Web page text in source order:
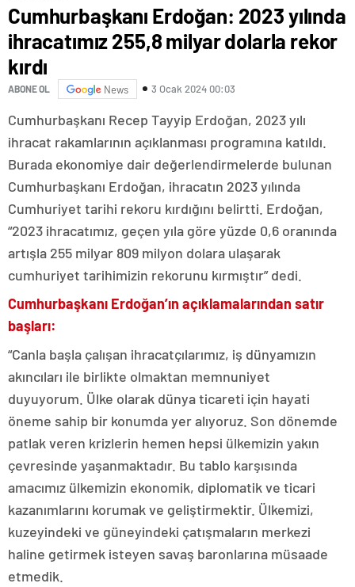
Cumhurbaşkanı Erdoğan: 2023 yılında
ihracatımız 255,8 milyar dolarla rekor
kırdı
ABONE OL News 3 Ocak 2024 00:03
Cumhurbaşkanı Recep Tayyip Erdoğan, 2023 yılı
ihracat rakamlarının açıklanması programına katıldı.
Burada ekonomiye dair değerlendirmelerde bulunan
Cumhurbaşkanı Erdoğan, ihracatın 2023 yılında
Cumhuriyet tarihi rekoru kırdığını belirtti. Erdoğan,
“2023 ihracatımız, geçen yıla göre yüzde 0,6 oranında
artışla 255 milyar 809 milyon dolara ulaşarak
cumhuriyet tarihimizin rekorunu kırmıştır” dedi.
Cumhurbaşkanı Erdoğan’ın açıklamalarından satır
başları:
“Canla başla çalışan ihracatçılarımız, iş dünyamızın
akıncıları ile birlikte olmaktan memnuniyet
duyuyorum. Ülke olarak dünya ticareti için hayati
öneme sahip bir konumda yer alıyoruz. Son dönemde
patlak veren krizlerin hemen hepsi ülkemizin yakın
çevresinde yaşanmaktadır. Bu tablo karşısında
amacımız ülkemizin ekonomik, diplomatik ve ticari
kazanımlarını korumak ve geliştirmektir. Ülkemizi,
kuzeyindeki ve güneyindeki çatışmaların merkezi
haline getirmek isteyen savaş baronlarına müsaade
etmedik.